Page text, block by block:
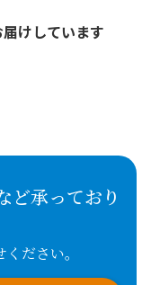
けしています
ど承っており
ださい。